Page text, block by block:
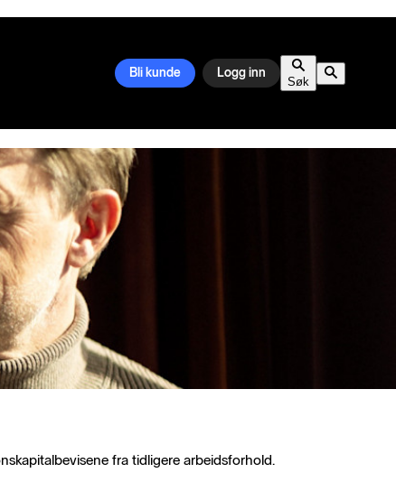
Bli kunde Logg inn
Søk
fra tidligere arbeidsforhold.